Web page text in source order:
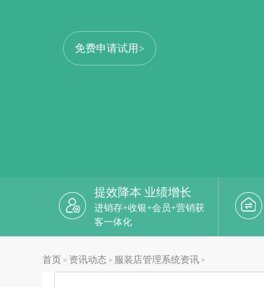
申请免费试用>
免费申请试用>
提效降本 业绩增长
进销存+收银+会员+营销获
客一体化
首页 > 资讯动态 > 服装店管理系统资讯 >